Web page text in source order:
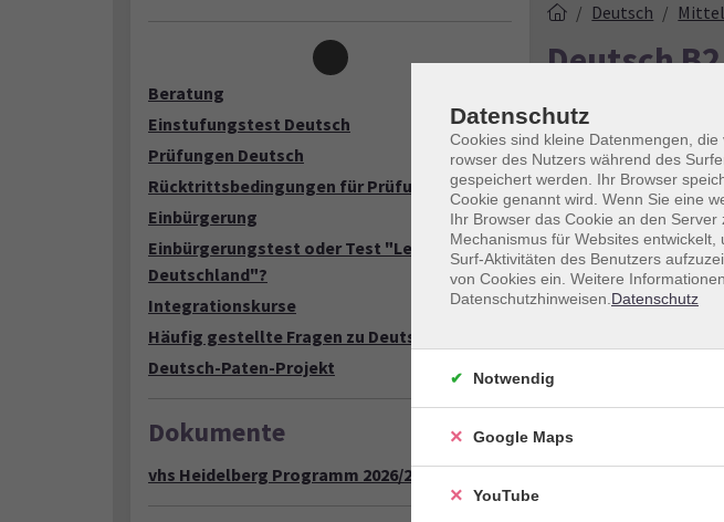
Deutsch
Deutsch
Tageszeiten
Dozenten*innen
nur buchbare
Kurse (3)
Teil 1
Beratung
Einstufungstest Deutsch
Prüfungen Deutsch
Rücktrittsbedingungen für Prüfungen
Einbürgerung
Einbürgerungstest oder Test "Leben in
Deutschland"?
Integrationskurse
Häufig gestellte Fragen zu Deutschkursen
Deutsch-Paten-Projekt
Dokumente
vhs Heidelberg Programm 2026/2 (PDF)
Datenschutz
Cookies sind kleine Datenmengen,
rowser des Nutzers während des
gespeichert werden. Ihr Browser
Cookie genannt wird. Wenn Sie eine
Ihr Browser das Cookie an den
Mechanismus für Websites
Surf-Aktivitäten des Benutzers
von Cookies ein. Weitere
Datenschutzhinweisen. Datenschutz
Notwendig
Google Maps
YouTube